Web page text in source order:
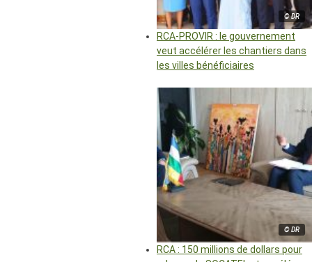
© DR
RCA-PROVIR : le gouvernement
veut accélérer les chantiers dans
les villes bénéficiaires
© DR
RCA : 150 millions de dollars pour